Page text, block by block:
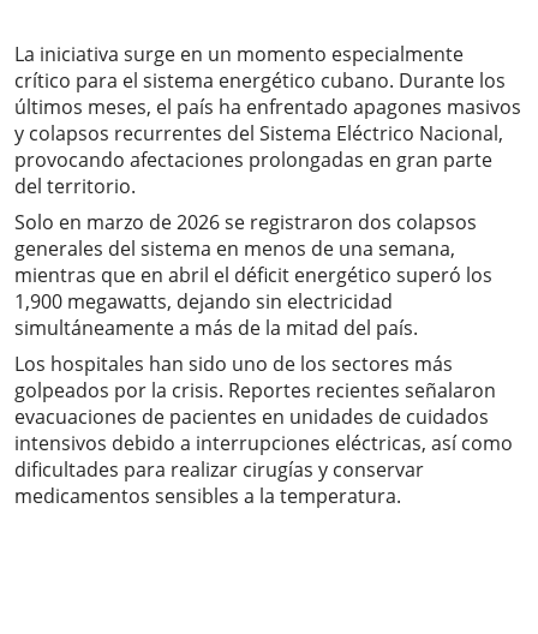
La iniciativa surge en un momento especialmente
crítico para el sistema energético cubano. Durante los
últimos meses, el país ha enfrentado apagones masivos
y colapsos recurrentes del Sistema Eléctrico Nacional,
provocando afectaciones prolongadas en gran parte
del territorio.
Solo en marzo de 2026 se registraron dos colapsos
generales del sistema en menos de una semana,
mientras que en abril el déficit energético superó los
1,900 megawatts, dejando sin electricidad
simultáneamente a más de la mitad del país.
Los hospitales han sido uno de los sectores más
golpeados por la crisis. Reportes recientes señalaron
evacuaciones de pacientes en unidades de cuidados
intensivos debido a interrupciones eléctricas, así como
dificultades para realizar cirugías y conservar
medicamentos sensibles a la temperatura.